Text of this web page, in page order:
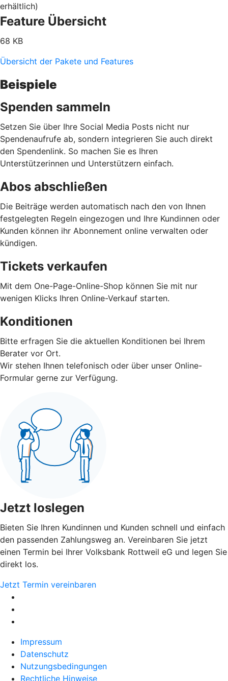
erhältlich)
Feature Übersicht
68 KB
Übersicht der Pakete und Features
Beispiele
Spenden sammeln
Setzen Sie über Ihre Social Media Posts nicht nur
Spendenaufrufe ab, sondern integrieren Sie auch direkt
den Spendenlink. So machen Sie es Ihren
Unterstützerinnen und Unterstützern einfach.
Abos abschließen
Die Beiträge werden automatisch nach den von Ihnen
festgelegten Regeln eingezogen und Ihre Kundinnen oder
Kunden können ihr Abonnement online verwalten oder
kündigen.
Tickets verkaufen
Mit dem One-Page-Online-Shop können Sie mit nur
wenigen Klicks Ihren Online-Verkauf starten.
Konditionen
Bitte erfragen Sie die aktuellen Konditionen bei Ihrem
Berater vor Ort.
Wir stehen Ihnen telefonisch oder über unser Online-
Formular gerne zur Verfügung.
Jetzt loslegen
Bieten Sie Ihren Kundinnen und Kunden schnell und einfach
den passenden Zahlungsweg an. Vereinbaren Sie jetzt
einen Termin bei Ihrer Volksbank Rottweil eG und legen Sie
direkt los.
Jetzt Termin vereinbaren
Impressum
Datenschutz
Nutzungsbedingungen
Rechtliche Hinweise